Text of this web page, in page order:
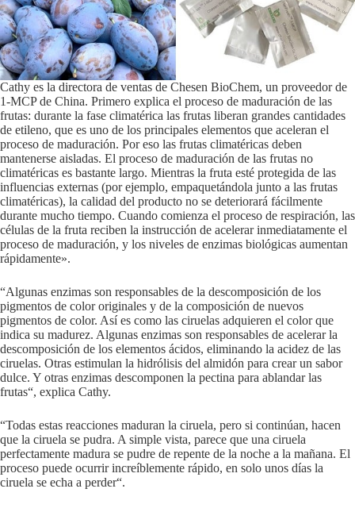
Cathy es la directora de ventas de Chesen BioChem, un proveedor de
1-MCP de China. Primero explica el proceso de maduración de las
frutas: durante la fase climatérica las frutas liberan grandes cantidades
de etileno, que es uno de los principales elementos que aceleran el
proceso de maduración. Por eso las frutas climatéricas deben
mantenerse aisladas. El proceso de maduración de las frutas no
climatéricas es bastante largo. Mientras la fruta esté protegida de las
influencias externas (por ejemplo, empaquetándola junto a las frutas
climatéricas), la calidad del producto no se deteriorará fácilmente
durante mucho tiempo. Cuando comienza el proceso de respiración, las
células de la fruta reciben la instrucción de acelerar inmediatamente el
proceso de maduración, y los niveles de enzimas biológicas aumentan
rápidamente».
“Algunas enzimas son responsables de la descomposición de los
pigmentos de color originales y de la composición de nuevos
pigmentos de color. Así es como las ciruelas adquieren el color que
indica su madurez. Algunas enzimas son responsables de acelerar la
descomposición de los elementos ácidos, eliminando la acidez de las
ciruelas. Otras estimulan la hidrólisis del almidón para crear un sabor
dulce. Y otras enzimas descomponen la pectina para ablandar las
frutas“, explica Cathy.
“Todas estas reacciones maduran la ciruela, pero si continúan, hacen
que la ciruela se pudra. A simple vista, parece que una ciruela
perfectamente madura se pudre de repente de la noche a la mañana. El
proceso puede ocurrir increíblemente rápido, en solo unos días la
ciruela se echa a perder“.